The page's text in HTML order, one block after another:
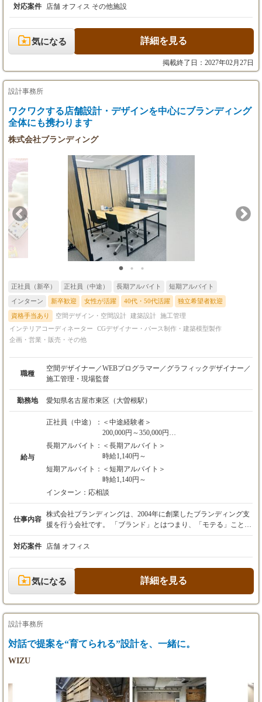
■月給28万円～50万円（能力・経験により優
遇）
※試用期間後、能力によって給与見直しあり
【9】CGパースデザイナー
※3ヶ月の試用期間有
※正社員採用の場合は、月給30万円～（能力・
経験により優遇）
※上記には固定残業代（54,100円／38時間分）
※上記には固定残業代（54,100円／38時間分）を含み
ます。超過分は別途全額支給します。
※試用期間3ヶ月あり
※これまでのご経験やCADスキルを十分に評価し、当
社規定により優遇いたしますので、ぜひご相談くださ
い。
アリング、経営課題の抽出 ・コンセプト立案、デザイン提案、プ
レゼンテーション ・基本設計、実施設計、マテリアル選定 ・プ
ロジェクト全体の進行管理、予算管理 ・若手デザイナーの育成、
指導 【この仕事の魅力】 裁量権が大きく、自身のアイデアをダ
イレクトに形にできます。数百坪規模の大規模案件に、企画段階
から挑戦できるのが醍醐味です。 将来的には、部門を率いるリー
ダーやマネージャーとして、事業の中核を担うキャリアパスもご
用意しています。 2. アシスタントデザイナー（未経験者） まず
【ステップアップのイメージ】 ・入社当初：現場でのアシスタン
ト業務、議事録作成などを通して仕事の流れを覚えます。 ・慣れ
作成など、徐々に専門的な業務をお任せします。 ・将来的には：
あなたの成長意欲次第で、小規模案件のデザイン担当など、活躍
の場を広げていけます。 実際に、未経験で入社し4年でチーフデ
ザイナーに昇格した先輩も在籍しています！ 3. CADオペレータ
ー デザイナーの指示のもと、VectorWorksを使用したオフィスレ
イアウト図面や内装設計図面の作成が主な業務です。 Illustratorや
Photoshopでの資料作成、Excelでの見積作成補助など、スキルに
応じて幅広いサポート業務でご活躍いただけます。 パートタイム
など、時間に制約のある方も歓迎しますので、お気軽にご相談く
ださい。
対応案件 店舗 オフィス その他施設
気になる 詳細を見る
掲載終了日：2027年02月27日
設計事務所
ワクワクする店舗設計・デザインを中心にブランディング
全体にも携わります
株式会社ブランディング
正社員（新卒） 正社員（中途） 長期アルバイト 短期アルバイト
インターン 新卒歓迎 女性が活躍 40代・50代活躍 独立希望者歓迎
資格手当あり 空間デザイン・空間設計 建築設計 施工管理
インテリアコーディネーター
CGデザイナー・パース制作・建築模型製作
企画・営業・販売・その他
職種
空間デザイナー／WEBプログラマー／グラフィックデザイナー／
施工管理・現場監督
勤務地 愛知県名古屋市東区（大曽根駅）
給与
正社員（中途）： ＜中途経験者＞
200,000円～350,000円
中途の場合はスキルによって給与等条件が異な
るため、ご経験に応じて決定します。
◎試用期間中（６か月）はアルバイト雇用での
勤務となります。試用期間6か月後、
双方の合意の上、正社員登用となります。その
（アルバイト期間中：時給1,140円～）
長期アルバイト： ＜長期アルバイト＞
時給1,140円～
短期アルバイト： ＜短期アルバイト＞
時給1,140円～
インターン： 応相談
仕事内容
株式会社ブランディングは、2004年に創業したブランディング支
援を行う会社です。 「ブランド」とはつまり、「モテる」こと。
会社だって「モテたい」はずだと思いませんか？私たち
は、“「これからの会社」を「モテ続ける会社」へ”をビジョンと
して、企業や店舗などのブランド構築から空間デザイン、Webデ
ザイン、販促物制作まで、一貫したブランディング支援を行って
います。 ①空間デザイナー 打ち合わせ～オフィスや店舗の設計
デザイン～インテリアのコーディネートなどの空間デザイン全般
イトの修正もあります。 ③グラフィックデザイナー 新規開業さ
れたお店や既存のお客様のお店に関連するデザイン全般をお任せ
規開業されるお店が完成するまでの工程を管理し、デザイナーや
職人さんと連携しながら店舗づくりを支えるポジションです。 ★
対応案件 店舗 オフィス
気になる 詳細を見る
設計事務所
対話で提案を“育てられる”設計を、一緒に。
WIZU